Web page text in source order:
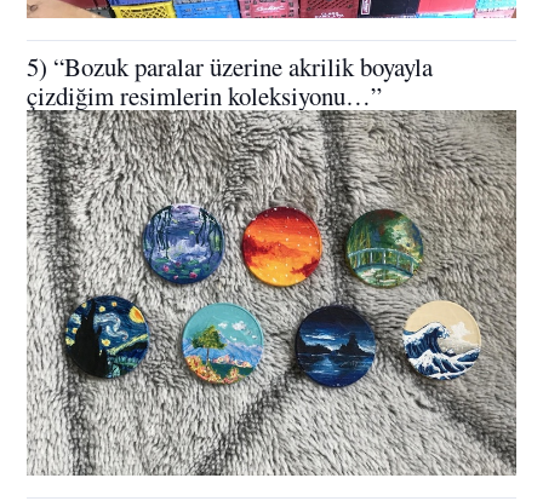
5) “Bozuk paralar üzerine akrilik boyayla
çizdiğim resimlerin koleksiyonu…”